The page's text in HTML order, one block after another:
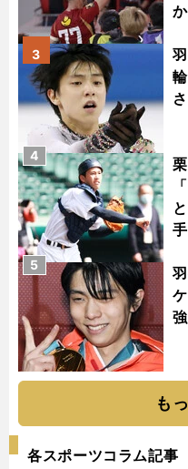
か
3
4
5
も
各スポーツコラム記事